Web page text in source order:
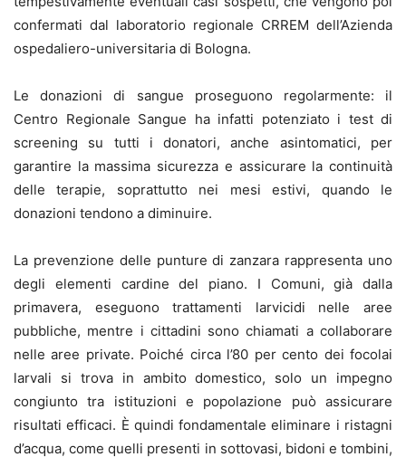
confermati dal laboratorio regionale CRREM dell’Azienda
ospedaliero-universitaria di Bologna.
Le donazioni di sangue proseguono regolarmente: il
Centro Regionale Sangue ha infatti potenziato i test di
screening su tutti i donatori, anche asintomatici, per
garantire la massima sicurezza e assicurare la continuità
delle terapie, soprattutto nei mesi estivi, quando le
donazioni tendono a diminuire.
La prevenzione delle punture di zanzara rappresenta uno
degli elementi cardine del piano. I Comuni, già dalla
primavera, eseguono trattamenti larvicidi nelle aree
pubbliche, mentre i cittadini sono chiamati a collaborare
nelle aree private. Poiché circa l’80 per cento dei focolai
larvali si trova in ambito domestico, solo un impegno
congiunto tra istituzioni e popolazione può assicurare
risultati efficaci. È quindi fondamentale eliminare i ristagni
d’acqua, come quelli presenti in sottovasi, bidoni e tombini,